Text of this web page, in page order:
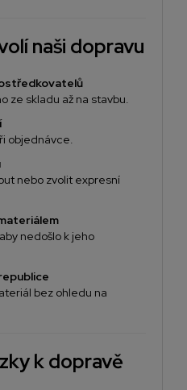
naši dopravu
ze skladu až na stavbu.
objednávce.
nebo zvolit expresní
nedošlo k jeho
bez ohledu na
k dopravě